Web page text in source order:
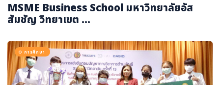
MSME Business School มหาวิทยาลัยอัส
สัมชัญ วิทยาเขต ...
การศึกษา